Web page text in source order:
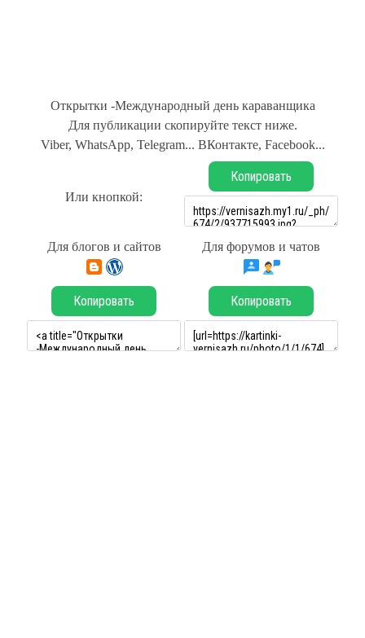
Открытки -Международный день караванщика
Для публикации скопируйте текст ниже.
Viber, WhatsApp, Telegram... ВКонтакте, Facebook...
Или кнопкой:
Копировать
Для блогов и сайтов Для форумов и чатов
Копировать Копировать